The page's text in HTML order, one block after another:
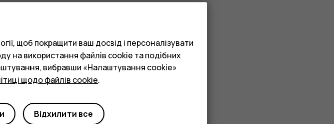
щоб покращити ваш досвід і персоналізувати
на використання файлів cookie та подібних
вибравши «Налаштування cookie»
щодо файлів cookie.
Відхилити все